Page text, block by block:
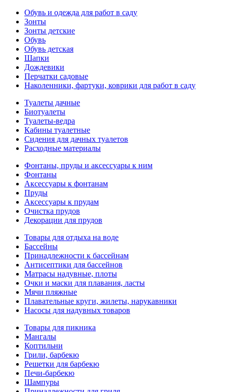
Обувь и одежда для работ в саду
Зонты
Зонты детские
Обувь
Обувь детская
Шапки
Дождевики
Перчатки садовые
Наколенники, фартуки, коврики для работ в саду
Туалеты дачные
Биотуалеты
Туалеты-ведра
Кабины туалетные
Сидения для дачных туалетов
Расходные материалы
Фонтаны, пруды и аксессуары к ним
Фонтаны
Аксессуары к фонтанам
Пруды
Аксессуары к прудам
Очистка прудов
Декорации для прудов
Товары для отдыха на воде
Бассейны
Принадлежности к бассейнам
Антисептики для бассейнов
Матраcы надувные, плоты
Очки и маски для плавания, ласты
Мячи пляжные
Плавательные круги, жилеты, нарукавники
Насосы для надувных товаров
Товары для пикника
Мангалы
Коптильни
Грили, барбекю
Решетки для барбекю
Печи-барбекю
Шампуры